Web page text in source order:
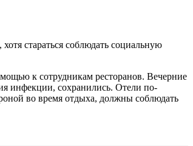
стараться соблюдать социальную
к сотрудникам ресторанов. Вечерние
инфекции, сохранились. Отели по-
во время отдыха, должны соблюдать